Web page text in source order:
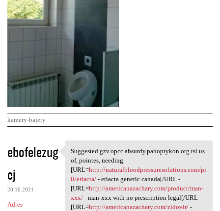
kamery-bajery
K
o
m
e
n
ebofelezug
ej
28.10.2021
Adres
Suggested gzv.opcc.absurdy
Suggested gzv.opcc.absurdy.panoptykon.org.tsi.us
of, pointes, needing
[URL=http://naturalbloodpressuresolutions.com/pi
ll/eriacta/- eriacta generic canada[/URL -
[URL=http://americanazachary.com/product/man-
xxx/- man-xxx with no prescription legal[/URL -
[URL=http://americanazachary.com/zidovir/-